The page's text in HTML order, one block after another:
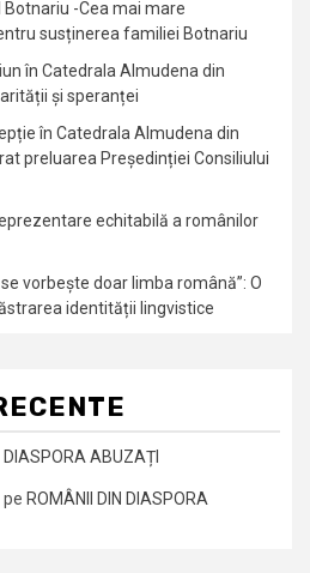
Botnariu -Cea mai mare
susținerea familiei Botnariu
în Catedrala Almudena din
și speranței
în Catedrala Almudena din
preluarea Președinției Consiliului
echitabilă a românilor
vorbește doar limba română”: O
identității lingvistice
DIASPORA ABUZAȚI
pe ROMÂNII DIN DIASPORA